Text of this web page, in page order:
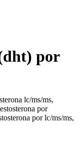
por
lc/ms/ms,
por
por lc/ms/ms,